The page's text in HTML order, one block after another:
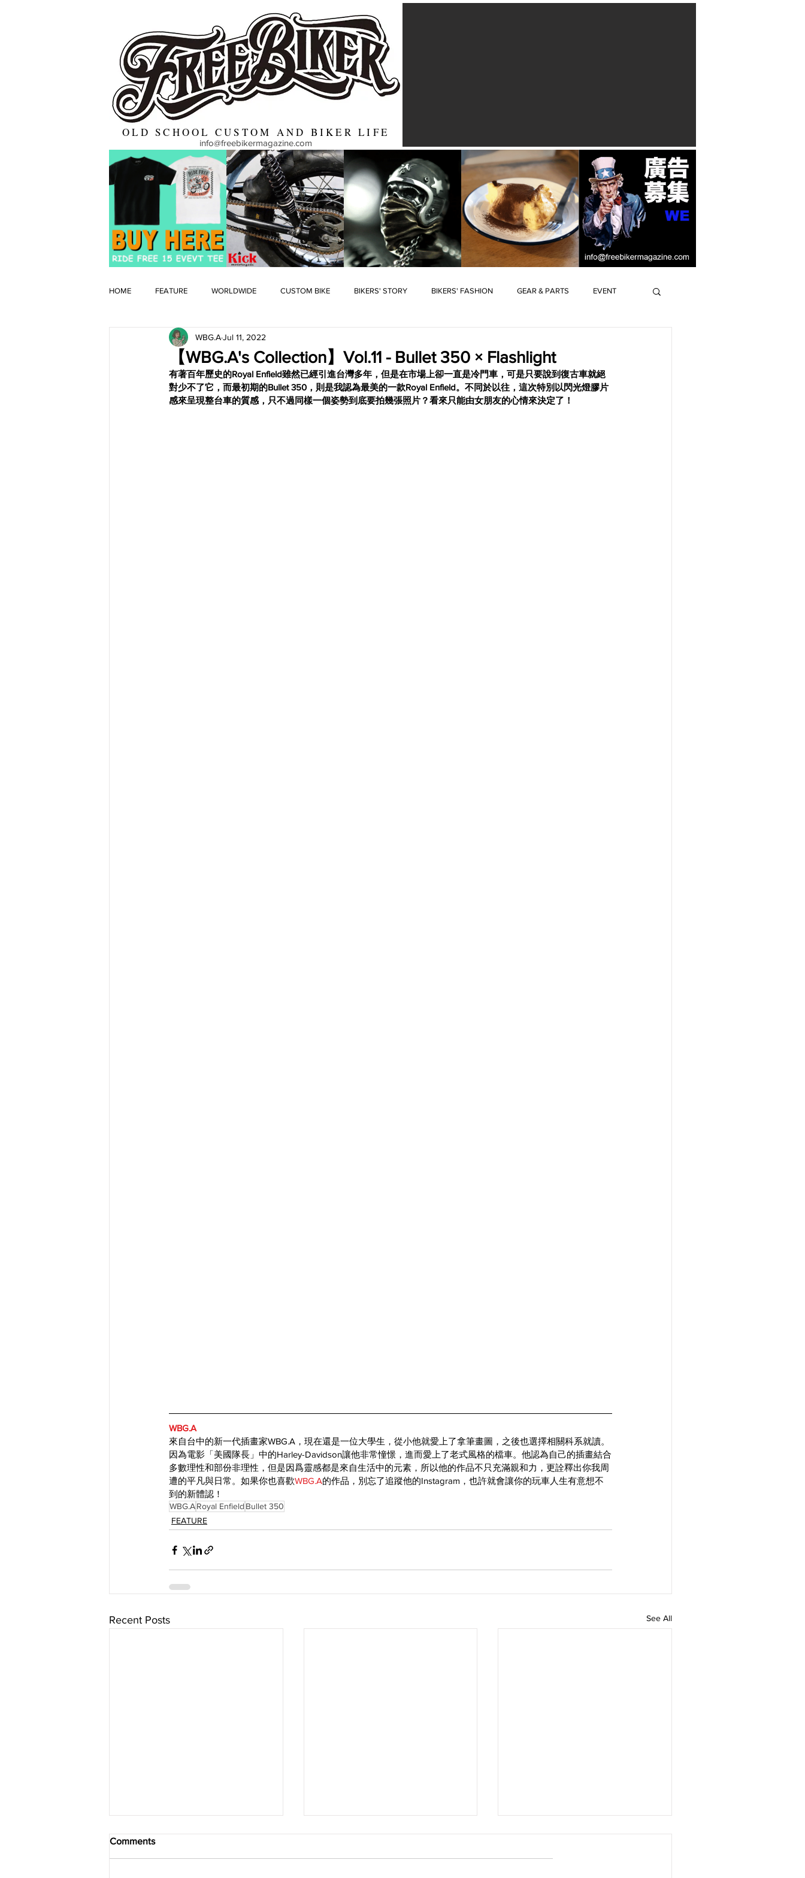
OLD SCHOOL CUSTOM AND BIKER LIFE
info@freebikermagazine.com
HOME FEATURE WORLDWIDE CUSTOM BIKE BIKERS' STORY BIKERS' FASHION GEAR & PARTS EVENT
OLD TIMER
【WBG.A's Collection】Vol.11 - Bullet 350 × Flashlight
WBG.AJul 11, 2022
有著百年歷史的Royal Enfield雖然已經引進台灣多年，但是在市場上卻一直是冷門車，可是只要說到復古車就絕
對少不了它，而最初期的Bullet 350，則是我認為最美的一款Royal Enfield。不同於以往，這次特別以閃光燈膠片
感來呈現整台車的質感，只不過同樣一個姿勢到底要拍幾張照片？看來只能由女朋友的心情來決定了！
WBG.A
來自台中的新一代插畫家WBG.A，現在還是一位大學生，從小他就愛上了拿筆畫圖，之後也選擇相關科系就讀。
因為電影「美國隊長」中的Harley-Davidson讓他非常憧憬，進而愛上了老式風格的檔車。他認為自己的插畫結合
多數理性和部份非理性，但是因爲靈感都是來自生活中的元素，所以他的作品不只充滿親和力，更詮釋出你我周
遭的平凡與日常。如果你也喜歡WBG.A的作品，別忘了追蹤他的Instagram，也許就會讓你的玩車人生有意想不
到的新體認！
WBG.ARoyal Enfield Bullet 350
FEATURE
Recent Posts See All
Comments